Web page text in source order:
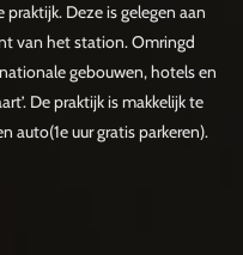
praktijk. Deze is gelegen aan
van het station. Omringd
gebouwen, hotels en
De praktijk is makkelijk te
auto(1e uur gratis parkeren).